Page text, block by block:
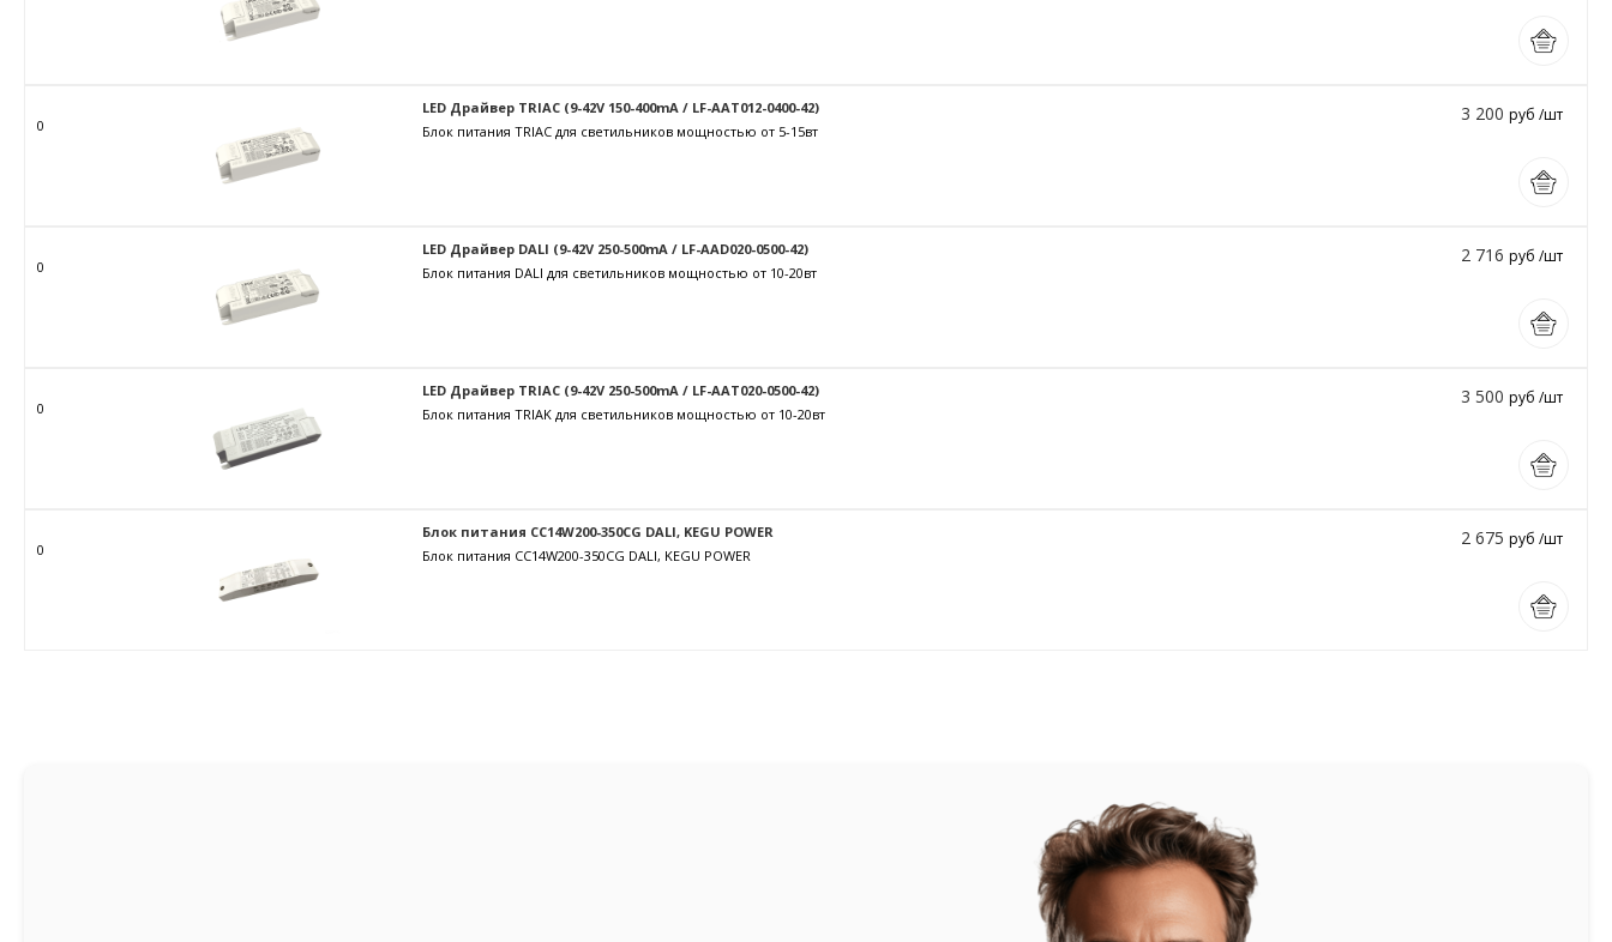
0
LED Драйвер TRIAC (9-42V 150-400mA / LF-AAT012-0400-42)
Блок питания TRIAC для светильников мощностью от 5-15вт
3 200 руб /шт
0
LED Драйвер DALI (9-42V 250-500mA / LF-AAD020-0500-42)
Блок питания DALI для светильников мощностью от 10-20вт
2 716 руб /шт
0
LED Драйвер TRIAC (9-42V 250-500mA / LF-AAT020-0500-42)
Блок питания TRIAK для светильников мощностью от 10-20вт
3 500 руб /шт
0
Блок питания CC14W200-350CG DALI, KEGU POWER
Блок питания CC14W200-350CG DALI, KEGU POWER
2 675 руб /шт